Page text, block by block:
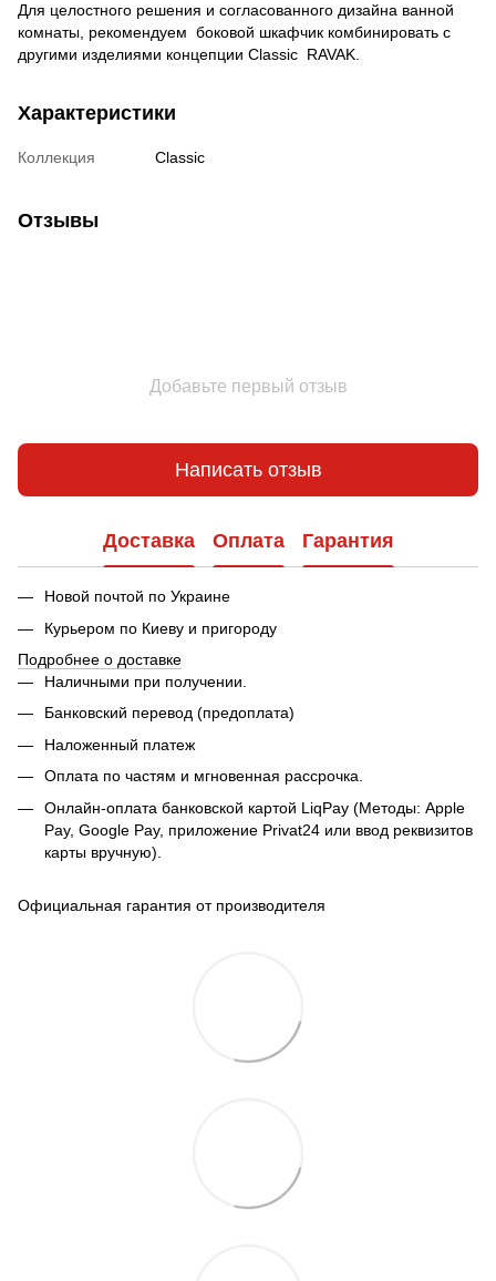
Для целостного решения и согласованного дизайна ванной
комнаты, рекомендуем боковой шкафчик комбинировать с
другими изделиями концепции Classic RAVAK.
Характеристики
Коллекция Classic
Отзывы
Добавьте первый отзыв
Написать отзыв
Доставка Оплата Гарантия
Новой почтой по Украине
Курьером по Киеву и пригороду
Подробнее о доставке
Наличными при получении.
Банковский перевод (предоплата)
Наложенный платеж
Оплата по частям и мгновенная рассрочка.
Онлайн-оплата банковской картой LiqPay (Методы: Apple
Pay, Google Pay, приложение Privat24 или ввод реквизитов
карты вручную).
Официальная гарантия от производителя